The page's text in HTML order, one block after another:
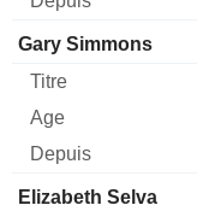
Gary Simmons
Elizabeth Selva